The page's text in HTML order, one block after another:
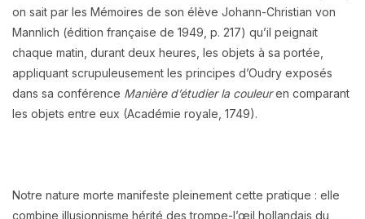
on sait par les Mémoires de son élève Johann-Christian von
Mannlich (édition française de 1949, p. 217) qu’il peignait
chaque matin, durant deux heures, les objets à sa portée,
appliquant scrupuleusement les principes d’Oudry exposés
dans sa conférence Manière d’étudier la couleuren comparant
les objets entre eux (Académie royale, 1749).
Notre nature morte manifeste pleinement cette pratique : elle
combine illusionnisme hérité des trompe-l’œil hollandais du